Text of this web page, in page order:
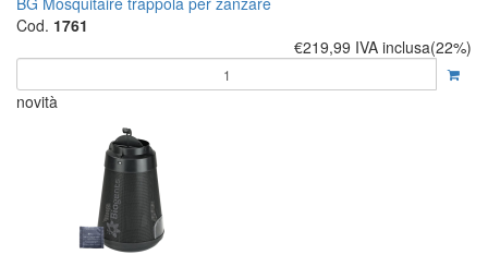
Cod. 1761
€219,99 IVA inclusa(22%)
novità